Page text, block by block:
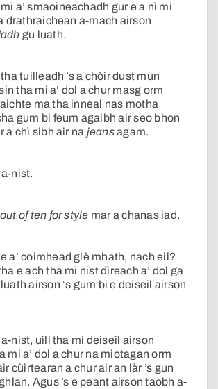
a’ smaoineachadh gur e a nì mi
drathraichean a-mach airson
gu luath.
tuilleadh ’s a chòir dust mun
tha mi a’ dol a chur masg orm
ma tha inneal nas motha
gum bi feum agaibh air seo bhon
a chì sibh air na jeansagam.
nist.
of ten for style mar a chanas iad.
a’ coimhead glè mhath, nach eil?
e ach tha mi nist dìreach a’ dol ga
airson ‘s gum bi e deiseil airson
nist, uill tha mi deiseil airson
mi a’ dol a chur na miotagan orm
cùirtearan a chur air an làr ’s gun
Agus ’s e peant airson taobh a-